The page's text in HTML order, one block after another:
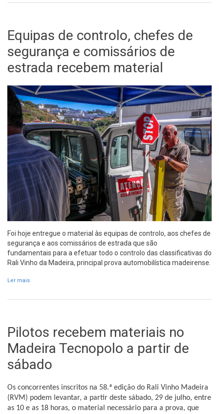
Equipas de controlo, chefes de
segurança e comissários de
estrada recebem material
Foi hoje entregue o material às equipas de controlo, aos chefes de
segurança e aos comissários de estrada que são
fundamentais para a efetuar todo o controlo das classificativas do
Rali Vinho da Madeira, principal prova automobilística madeirense.
Ler mais
Pilotos recebem materiais no
Madeira Tecnopolo a partir de
sábado
Os concorrentes inscritos na 58.ª edição do Rali Vinho Madeira
(RVM) podem levantar, a partir deste sábado, 29 de julho, entre
as 10 e as 18 horas, o material necessário para a prova, que